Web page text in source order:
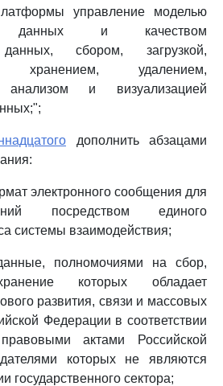
управление моделью
данных и качеством
данных, сбором, загрузкой,
хранением, удалением,
анализом и визуализацией
дополнить абзацами
электронного сообщения для
посредством единого
системы взаимодействия;
полномочиями на сбор,
которых обладает
развития, связи и массовых
Федерации в соответствии
актами Российской
которых не являются
государственного сектора;